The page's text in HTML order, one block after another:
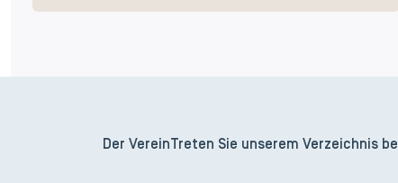
Der Verein Treten Sie unserem Verzeichnis bei